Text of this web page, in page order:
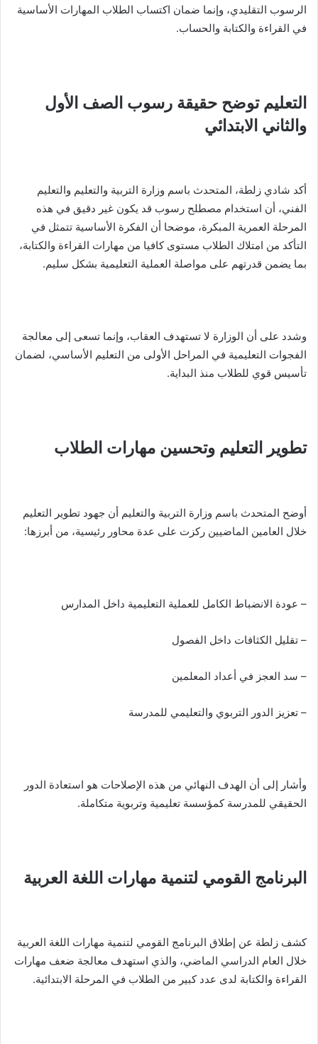
الرسوب التقليدي، وإنما ضمان اكتساب الطلاب المهارات الأساسية
في القراءة والكتابة والحساب.
التعليم توضح حقيقة رسوب الصف الأول
والثاني الابتدائي
أكد شادي زلطة، المتحدث باسم وزارة التربية والتعليم والتعليم
الفني، أن استخدام مصطلح رسوب قد يكون غير دقيق في هذه
المرحلة العمرية المبكرة، موضحا أن الفكرة الأساسية تتمثل في
التأكد من امتلاك الطلاب مستوى كافيا من مهارات القراءة والكتابة،
بما يضمن قدرتهم على مواصلة العملية التعليمية بشكل سليم.
وشدد على أن الوزارة لا تستهدف العقاب، وإنما تسعى إلى معالجة
الفجوات التعليمية في المراحل الأولى من التعليم الأساسي، لضمان
تأسيس قوي للطلاب منذ البداية.
تطوير التعليم وتحسين مهارات الطلاب
أوضح المتحدث باسم وزارة التربية والتعليم أن جهود تطوير التعليم
خلال العامين الماضيين ركزت على عدة محاور رئيسية، من أبرزها:
– عودة الانضباط الكامل للعملية التعليمية داخل المدارس
– تقليل الكثافات داخل الفصول
– سد العجز في أعداد المعلمين
– تعزيز الدور التربوي والتعليمي للمدرسة
وأشار إلى أن الهدف النهائي من هذه الإصلاحات هو استعادة الدور
الحقيقي للمدرسة كمؤسسة تعليمية وتربوية متكاملة.
البرنامج القومي لتنمية مهارات اللغة العربية
كشف زلطة عن إطلاق البرنامج القومي لتنمية مهارات اللغة العربية
خلال العام الدراسي الماضي، والذي استهدف معالجة ضعف مهارات
القراءة والكتابة لدى عدد كبير من الطلاب في المرحلة الابتدائية.